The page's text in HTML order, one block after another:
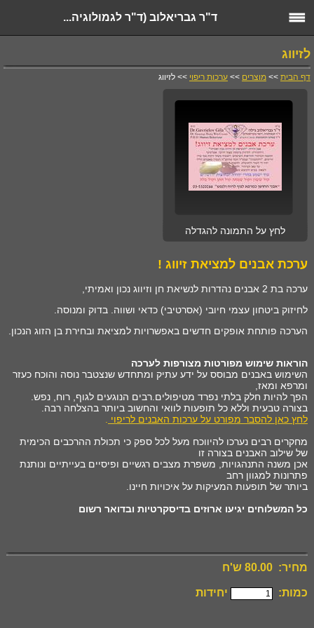
ד"ר גבריאלוב (ד"ר לגמולוגיה...
לזיווג
דף הבית >> מוצרים >> ערכות ריפוי >> לזיווג
לחץ על התמונה להגדלה
ערכת אבנים למציאת זיווג !
ערכה בת 2 אבנים נהדרות לנשיאת חן וזיווג נכון ואמיתי,
לחיזוק ביטחון עצמי חיובי (אסרטיבי) כדאי ושווה. בדוק ומנוסה.
הערכה פותחת אופקים חדשים באפשרויות למציאת ובחירת בן הזוג הנכון.
הוראות שימוש מפורטות מצורפות לערכה
השימוש באבנים מבוסס על ידע עתיק ומתחדש שנצטבר נוסה והוכח כעזר
ומרפא ומאז,
הפך להיות חלק בלתי נפרד מטיפולים.רבים הנוגעים לגוף, רוח, נפש.
בצורה טבעית וללא כל תופעות לוואי והחשוב ביותר בהצלחה רבה.
לחץ כאן להסבר מפורט על ערכות האבנים לריפוי
מחקרים רבים נערכו להיווכח מעל לכל ספק כי תכולת ההרכבים הכימית
של שילוב האבנים בצורה זו
אכן משנה התנהגויות, משפרת מצבים רגשיים ופיסיים בעייתיים ונותנת
פתרונות למגוון רחב
ביותר של תופעות המעיקות על איכויות חיינו.
כל המשלוחים יגיעו ארוזים בדיסקרטיות ובדואר רשום
מחיר: 80.00 ש'ח
כמות: יחידות